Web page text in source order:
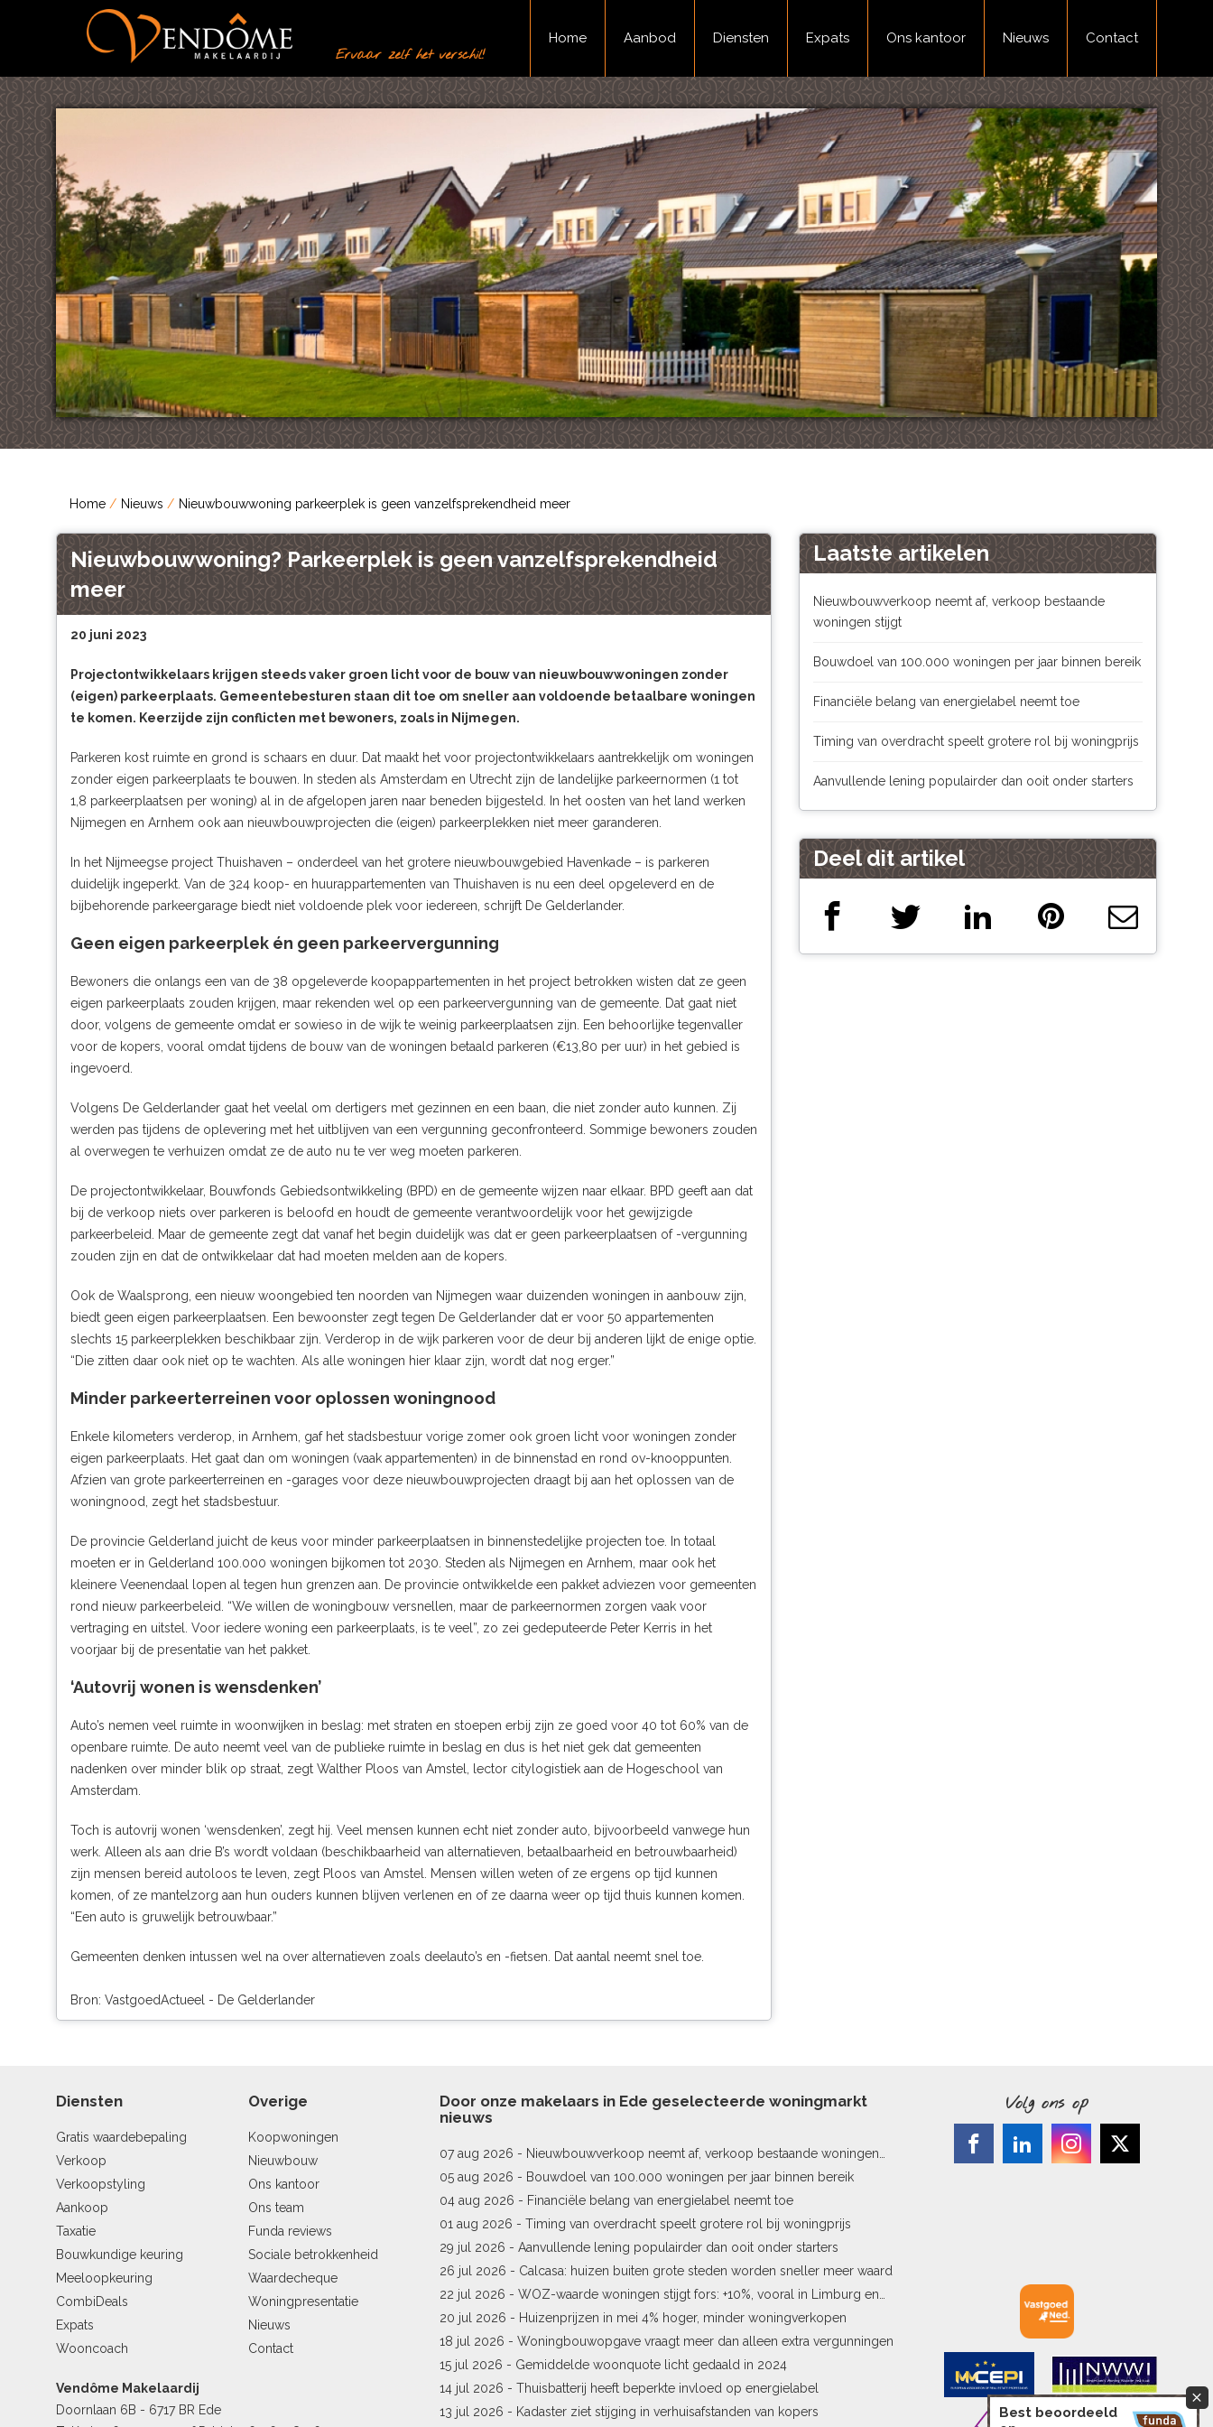
Ervaar zelf het verschil!
Home Aanbod Diensten Expats Ons kantoor Nieuws Contact
Home Nieuws Nieuwbouwwoning parkeerplek is geen vanzelfsprekendheid meer
Nieuwbouwwoning? Parkeerplek is geen vanzelfsprekendheid
meer
20 juni 2023
Projectontwikkelaars krijgen steeds vaker groen licht voor de bouw van nieuwbouwwoningen zonder
(eigen) parkeerplaats. Gemeentebesturen staan dit toe om sneller aan voldoende betaalbare woningen
te komen. Keerzijde zijn conflicten met bewoners, zoals in Nijmegen.
Parkeren kost ruimte en grond is schaars en duur. Dat maakt het voor projectontwikkelaars aantrekkelijk om woningen
zonder eigen parkeerplaats te bouwen. In steden als Amsterdam en Utrecht zijn de landelijke parkeernormen (1 tot
1,8 parkeerplaatsen per woning) al in de afgelopen jaren naar beneden bijgesteld. In het oosten van het land werken
Nijmegen en Arnhem ook aan nieuwbouwprojecten die (eigen) parkeerplekken niet meer garanderen.
In het Nijmeegse project Thuishaven – onderdeel van het grotere nieuwbouwgebied Havenkade – is parkeren
duidelijk ingeperkt. Van de 324 koop- en huurappartementen van Thuishaven is nu een deel opgeleverd en de
bijbehorende parkeergarage biedt niet voldoende plek voor iedereen, schrijft De Gelderlander.
Geen eigen parkeerplek én geen parkeervergunning
Bewoners die onlangs een van de 38 opgeleverde koopappartementen in het project betrokken wisten dat ze geen
eigen parkeerplaats zouden krijgen, maar rekenden wel op een parkeervergunning van de gemeente. Dat gaat niet
door, volgens de gemeente omdat er sowieso in de wijk te weinig parkeerplaatsen zijn. Een behoorlijke tegenvaller
voor de kopers, vooral omdat tijdens de bouw van de woningen betaald parkeren (€13,80 per uur) in het gebied is
ingevoerd.
Volgens De Gelderlander gaat het veelal om dertigers met gezinnen en een baan, die niet zonder auto kunnen. Zij
werden pas tijdens de oplevering met het uitblijven van een vergunning geconfronteerd. Sommige bewoners zouden
al overwegen te verhuizen omdat ze de auto nu te ver weg moeten parkeren.
De projectontwikkelaar, Bouwfonds Gebiedsontwikkeling (BPD) en de gemeente wijzen naar elkaar. BPD geeft aan dat
bij de verkoop niets over parkeren is beloofd en houdt de gemeente verantwoordelijk voor het gewijzigde
parkeerbeleid. Maar de gemeente zegt dat vanaf het begin duidelijk was dat er geen parkeerplaatsen of -vergunning
zouden zijn en dat de ontwikkelaar dat had moeten melden aan de kopers.
Ook de Waalsprong, een nieuw woongebied ten noorden van Nijmegen waar duizenden woningen in aanbouw zijn,
biedt geen eigen parkeerplaatsen. Een bewoonster zegt tegen De Gelderlander dat er voor 50 appartementen
slechts 15 parkeerplekken beschikbaar zijn. Verderop in de wijk parkeren voor de deur bij anderen lijkt de enige optie.
“Die zitten daar ook niet op te wachten. Als alle woningen hier klaar zijn, wordt dat nog erger.”
Minder parkeerterreinen voor oplossen woningnood
Enkele kilometers verderop, in Arnhem, gaf het stadsbestuur vorige zomer ook groen licht voor woningen zonder
eigen parkeerplaats. Het gaat dan om woningen (vaak appartementen) in de binnenstad en rond ov-knooppunten.
Afzien van grote parkeerterreinen en -garages voor deze nieuwbouwprojecten draagt bij aan het oplossen van de
woningnood, zegt het stadsbestuur.
De provincie Gelderland juicht de keus voor minder parkeerplaatsen in binnenstedelijke projecten toe. In totaal
moeten er in Gelderland 100.000 woningen bijkomen tot 2030 . Steden als Nijmegen en Arnhem, maar ook het
kleinere Veenendaal lopen al tegen hun grenzen aan. De provincie ontwikkelde een pakket adviezen voor gemeenten
rond nieuw parkeerbeleid. “We willen de woningbouw versnellen, maar de parkeernormen zorgen vaak voor
vertraging en uitstel. Voor iedere woning een parkeerplaats, is te veel”, zo zei gedeputeerde Peter Kerris in het
voorjaar bij de presentatie van het pakket.
‘Autovrij wonen is wensdenken’
Auto’s nemen veel ruimte in woonwijken in beslag: met straten en stoepen erbij zijn ze goed voor 40 tot 60% van de
openbare ruimte. De auto neemt veel van de publieke ruimte in beslag en dus is het niet gek dat gemeenten
nadenken over minder blik op straat, zegt Walther Ploos van Amstel, lector citylogistiek aan de Hogeschool van
Amsterdam.
Toch is autovrij wonen ‘wensdenken’, zegt hij. Veel mensen kunnen echt niet zonder auto, bijvoorbeeld vanwege hun
werk. Alleen als aan drie B’s wordt voldaan (beschikbaarheid van alternatieven, betaalbaarheid en betrouwbaarheid)
zijn mensen bereid autoloos te leven, zegt Ploos van Amstel. Mensen willen weten of ze ergens op tijd kunnen
komen, of ze mantelzorg aan hun ouders kunnen blijven verlenen en of ze daarna weer op tijd thuis kunnen komen.
“Een auto is gruwelijk betrouwbaar.”
Gemeenten denken intussen wel na over alternatieven zoals deelauto’s en -fietsen. Dat aantal neemt snel toe.
Bron: VastgoedActueel - De Gelderlander
Laatste artikelen
Nieuwbouwverkoop neemt af, verkoop bestaande
woningen stijgt
Bouwdoel van 100.000 woningen per jaar binnen bereik
Financiële belang van energielabel neemt toe
Timing van overdracht speelt grotere rol bij woningprijs
Aanvullende lening populairder dan ooit onder starters
Deel dit artikel
Diensten
Gratis waardebepaling
Verkoop
Verkoopstyling
Aankoop
Taxatie
Bouwkundige keuring
Meeloopkeuring
CombiDeals
Expats
Wooncoach
Overige
Koopwoningen
Nieuwbouw
Ons kantoor
Ons team
Funda reviews
Sociale betrokkenheid
Waardecheque
Woningpresentatie
Nieuws
Contact
Vendôme Makelaardij
Doornlaan 6B - 6717 BR Ede
Door onze makelaars in Ede geselecteerde woningmarkt
nieuws
07 aug 2026 - Nieuwbouwverkoop neemt af, verkoop bestaande woningen
stijgt
05 aug 2026 - Bouwdoel van 100.000 woningen per jaar binnen bereik
04 aug 2026 - Financiële belang van energielabel neemt toe
01 aug 2026 - Timing van overdracht speelt grotere rol bij woningprijs
29 jul 2026 - Aanvullende lening populairder dan ooit onder starters
26 jul 2026 - Calcasa: huizen buiten grote steden worden sneller meer waard
22 jul 2026 - WOZ-waarde woningen stijgt fors: +10%, vooral in Limburg en
Pekela
20 jul 2026 - Huizenprijzen in mei 4% hoger, minder woningverkopen
18 jul 2026 - Woningbouwopgave vraagt meer dan alleen extra vergunningen
15 jul 2026 - Gemiddelde woonquote licht gedaald in 2024
14 jul 2026 - Thuisbatterij heeft beperkte invloed op energielabel
13 jul 2026 - Kadaster ziet stijging in verhuisafstanden van kopers
Volg ons op
Best beoordeeld